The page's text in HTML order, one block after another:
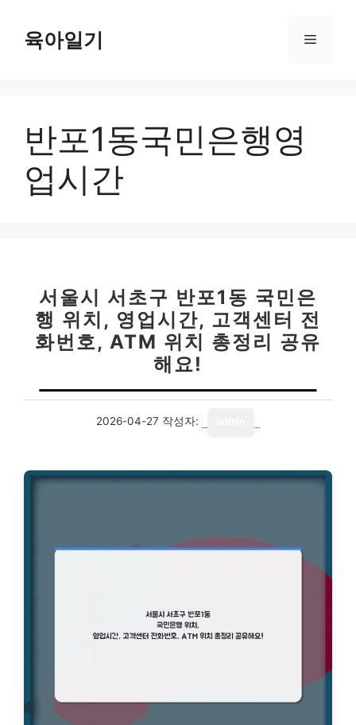
육아일기 메
반포1동국민은행영
업시간
서울시 서초구 반포1동 국민은
행 위치, 영업시간, 고객센터 전
화번호, ATM 위치 총정리 공유
해요!
2026-04-27 작성자: